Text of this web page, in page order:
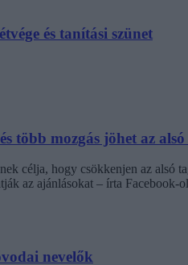
és tanítási szünet
több mozgás jöhet az
célja, hogy csökkenjen az alsó
az ajánlásokat – írta Facebook-
nevelők